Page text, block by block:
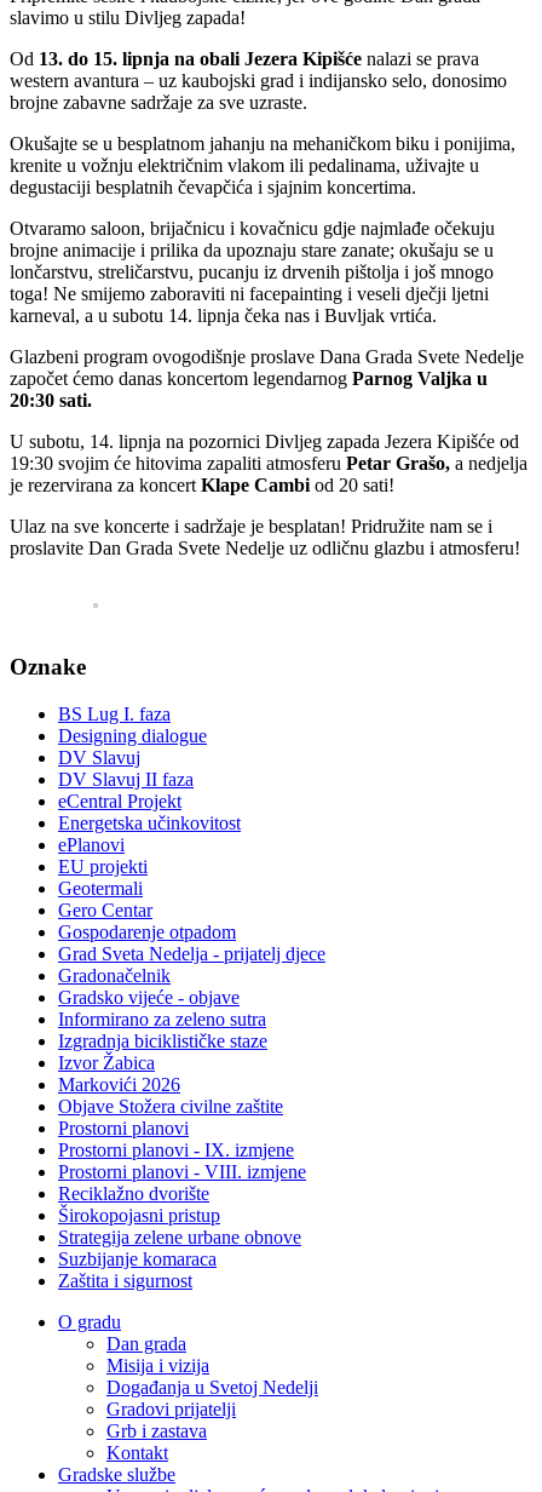
slavimo u stilu Divljeg zapada!
Od 13. do 15. lipnja na obali Jezera Kipišće nalazi se prava
western avantura – uz kaubojski grad i indijansko selo, donosimo
brojne zabavne sadržaje za sve uzraste.
Okušajte se u besplatnom jahanju na mehaničkom biku i ponijima,
krenite u vožnju električnim vlakom ili pedalinama, uživajte u
degustaciji besplatnih čevapčića i sjajnim koncertima.
Otvaramo saloon, brijačnicu i kovačnicu gdje najmlađe očekuju
brojne animacije i prilika da upoznaju stare zanate; okušaju se u
lončarstvu, streličarstvu, pucanju iz drvenih pištolja i još mnogo
toga! Ne smijemo zaboraviti ni facepainting i veseli dječji ljetni
karneval, a u subotu 14. lipnja čeka nas i Buvljak vrtića.
Glazbeni program ovogodišnje proslave Dana Grada Svete Nedelje
započet ćemo danas koncertom legendarnog Parnog Valjka u
20:30 sati.
U subotu, 14. lipnja na pozornici Divljeg zapada Jezera Kipišće od
19:30 svojim će hitovima zapaliti atmosferu Petar Grašo, a nedjelja
je rezervirana za koncert Klape Cambi od 20 sati!
Ulaz na sve koncerte i sadržaje je besplatan! Pridružite nam se i
proslavite Dan Grada Svete Nedelje uz odličnu glazbu i atmosferu!
Oznake
BS Lug I. faza
Designing dialogue
DV Slavuj
DV Slavuj II faza
eCentral Projekt
Energetska učinkovitost
ePlanovi
EU projekti
Geotermali
Gero Centar
Gospodarenje otpadom
Grad Sveta Nedelja - prijatelj djece
Gradonačelnik
Gradsko vijeće - objave
Informirano za zeleno sutra
Izgradnja biciklističke staze
Izvor Žabica
Markovići 2026
Objave Stožera civilne zaštite
Prostorni planovi
Prostorni planovi - IX. izmjene
Prostorni planovi - VIII. izmjene
Reciklažno dvorište
Širokopojasni pristup
Strategija zelene urbane obnove
Suzbijanje komaraca
Zaštita i sigurnost
O gradu
Dan grada
Misija i vizija
Događanja u Svetoj Nedelji
Gradovi prijatelji
Grb i zastava
Kontakt
Gradske službe